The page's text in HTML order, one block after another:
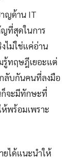
ญด้าน IT
ที่สุดในการ
ไม่ใช่แค่อ่าน
รู้ทฤษฎีเยอะแต่
กลับกันคนที่ลงมือ
ก็จะมีทักษะที่
พร้อมเพราะ
ยได้แนะนำให้